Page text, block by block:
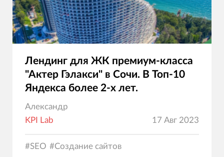
Лендинг для ЖК премиум-класса
"Актер Гэлакси" в Сочи. В Топ-10
Яндекса более 2-х лет.
Александр
KPI Lab
17 Авг 2023
#SEO #Создание сайтов